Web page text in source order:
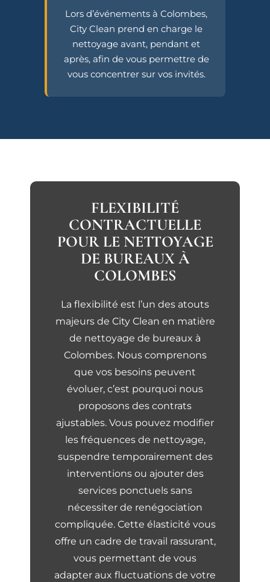
Lors d’événements à Colombes,
City Clean prend en charge le
nettoyage avant, pendant et
après, afin de vous permettre de
vous concentrer sur vos invités.
FLEXIBILITÉ
CONTRACTUELLE
POUR LE NETTOYAGE
DE BUREAUX À
COLOMBES
La flexibilité est l’un des atouts
majeurs de City Clean en matière
de nettoyage de bureaux à
Colombes. Nous comprenons
que vos besoins peuvent
évoluer, c’est pourquoi nous
proposons des contrats
ajustables. Vous pouvez modifier
les fréquences de nettoyage,
suspendre temporairement des
interventions ou ajouter des
services ponctuels sans
nécessiter de renégociation
compliquée. Cette élasticité vous
offre un cadre de travail rassurant,
vous permettant de vous
adapter aux fluctuations de votre